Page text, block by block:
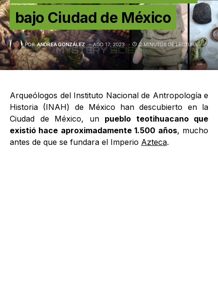
bajo Ciudad de México
POR ANDREA GONZÁLEZ AGO 17, 2023 2 MINUTOS DE LECTURA
Arqueólogos del Instituto Nacional de Antropología e
Historia (INAH) de México han descubierto en la
Ciudad de México, un pueblo teotihuacano que
existió hace aproximadamente 1.500 años, mucho
antes de que se fundara el Imperio Azteca.